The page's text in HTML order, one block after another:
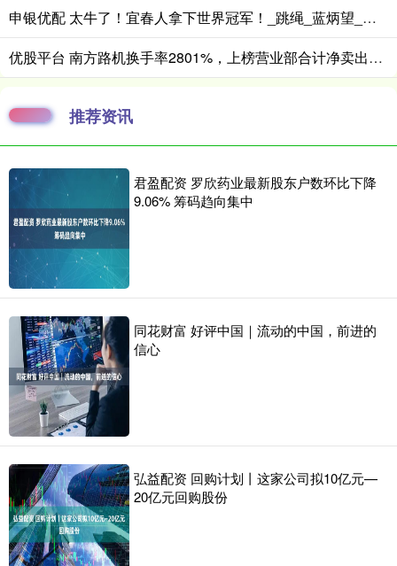
申银优配 太牛了！宜春人拿下世界冠军！_跳绳_蓝炳望_比赛
优股平台 南方路机换手率2801%，上榜营业部合计净卖出17486万元
推荐资讯
君盈配资 罗欣药业最新股东户数环比下降
9.06% 筹码趋向集中
同花财富 好评中国｜流动的中国，前进的
信心
弘益配资 回购计划丨这家公司拟10亿元—
20亿元回购股份